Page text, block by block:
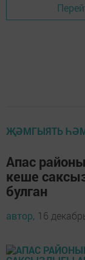
ҖӘМГЫЯТЬ
Апас
кеше
булган
автор, 16